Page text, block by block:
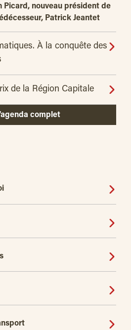
Picard, nouveau président de
Patrick Jeantet
À la conquête des
de la Région Capitale
complet